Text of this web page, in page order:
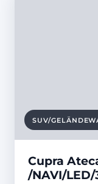
SUV/
Cupra
/NAVI/LED/